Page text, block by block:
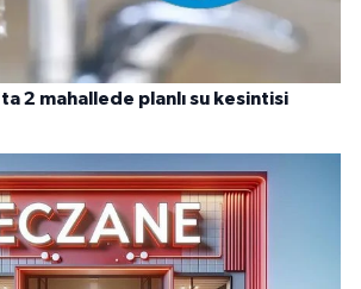
2 mahallede planlı su kesintisi